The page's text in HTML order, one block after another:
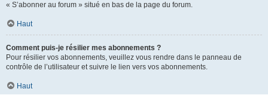
« S’abonner au forum » situé en bas de la page du forum.
Haut
Comment puis-je résilier mes abonnements ?
Pour résilier vos abonnements, veuillez vous rendre dans le panneau de
contrôle de l’utilisateur et suivre le lien vers vos abonnements.
Haut